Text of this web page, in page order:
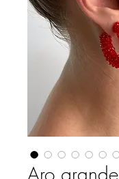
Aro grande